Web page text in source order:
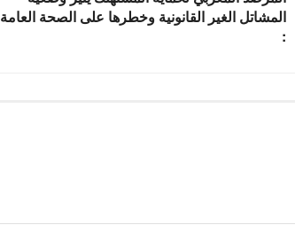
المشاتل الغير القانونية وخطرها على الصحة العامة
: